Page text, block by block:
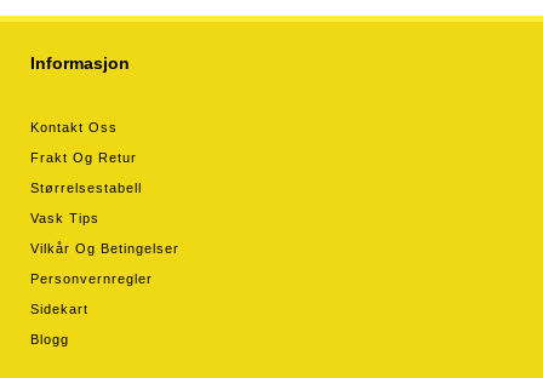
Informasjon
Kontakt Oss
Frakt Og Retur
Størrelsestabell
Vask Tips
Vilkår Og Betingelser
Personvernregler
Sidekart
Blogg